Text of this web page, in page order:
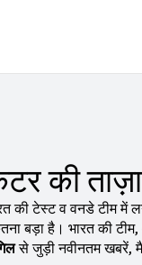
की
की टेस्ट व वनडे टीम में
बड़ा है। भारतकी टीम,
से जुड़ी नवीनतम खबरें,